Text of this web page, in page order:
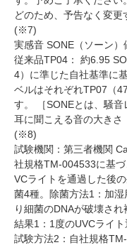
どのため、予告なく変更
(※7)
実感音 SONE（ソーン
従来品TP04： 約6.95
4）に準じた自社基準に
ベルはそれぞれTP07（
す。 ［SONEとは、騒
耳に聞こえる音の大きさ
(※8)
試験機関：第三者機関
社規格TM-004533に基
VCライトを通過した後
菌4種。除菌方法1：加
り細菌のDNAが破壊さ
結果1：1度のUVCライト
試験方法2：自社規格